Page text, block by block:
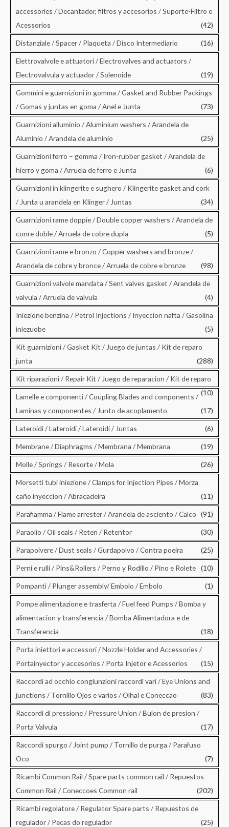
accessories / Decantador, filtros y accesorios / Suporte-Filtro e
Acessorios
(42)
Distanziale / Spacer / Plaqueta / Disco Intermediario (16)
Elettrovalvole e attuatori / Electrovalves and actuators /
Electrovalvula y actuador / Solenoide
(19)
Gommini e guarnizioni in gomma / Gasket and Rubber Packings
/ Gomas y juntas en goma / Anel e Junta
(73)
Guarnizioni alluminio / Aluminium washers / Arandela de
Aluminio / Arandela de aluminio
(25)
Guarnizioni ferro – gomma / Iron-rubber gasket / Arandela de
hierro y goma / Arruela de ferro e Junta
(6)
Guarnizioni in klingerite e sughero / Klingerite gasket and cork
/ Junta u arandela en Klinger / Juntas
(34)
Guarnizioni rame doppie / Double copper washers / Arandela de
conre doble / Arruela de cobre dupla
(5)
Guarnizioni rame e bronzo / Copper washers and bronze /
Arandela de cobre y bronce / Arruela de cobre e bronze
(98)
Guarnizioni valvole mandata / Sent valves gasket / Arandela de
valvula / Arruela de valvula
(4)
Iniezione benzina / Petrol Injections / Inyeccion nafta / Gasolina
iniezuobe
(5)
Kit guarnizioni / Gasket Kit / Juego de juntas / Kit de reparo
junta
(288)
Kit riparazioni / Repair Kit / Juego de reparacion / Kit de reparo
(10)
Lamelle e componenti / Coupling Blades and components /
Laminas y componentes / Junto de acoplamento
(17)
Lateroidi / Lateroidi / Lateroidi / Juntas (6)
Membrane / Diaphragms / Membrana / Membrana (19)
Molle / Springs / Resorte / Mola (26)
Morsetti tubi iniezione / Clamps for Injection Pipes / Morza
caño inyeccion / Abracadeira
(11)
Parafiamma / Flame arrester / Arandela de asciento / Calco (91)
Paraolio / Oil seals / Reten / Retentor (30)
Parapolvere / Dust seals / Gurdapolvo / Contra poeira (25)
Perni e rulli / Pins&Rollers / Perno y Rodillo / Pino e Rolete (10)
Pompanti / Plunger assembly/ Embolo / Embolo (1)
Pompe alimentazione e trasferta / Fuel feed Pumps / Bomba y
alimentacion y transferencia / Bomba Alimentadora e de
Transferencia
(18)
Porta iniettori e accessori / Nozzle Holder and Accessories /
Portainyector y accesorios / Porta Injetor e Acessorios
(15)
Raccordi ad occhio congiunzioni raccordi vari / Eye Unions and
junctions / Tornillo Ojos e varios / Olhal e Coneccao
(83)
Raccordi di pressione / Pressure Union / Bulon de presion /
Porta Valvula
(17)
Raccordi spurgo / Joint pump / Tornillo de purga / Parafuso
Oco
(7)
Ricambi Common Rail / Spare parts common rail / Repuestos
Common Rail / Coneccoes Common rail
(202)
Ricambi regolatore / Regulator Spare parts / Repuestos de
regulador / Pecas do regulador
(25)